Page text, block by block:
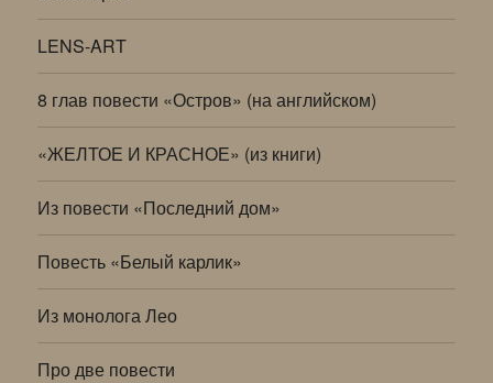
LENS-ART
8 глав повести «Остров» (на английском)
«ЖЕЛТОЕ И КРАСНОЕ» (из книги)
Из повести «Последний дом»
Повесть «Белый карлик»
Из монолога Лео
Про две повести